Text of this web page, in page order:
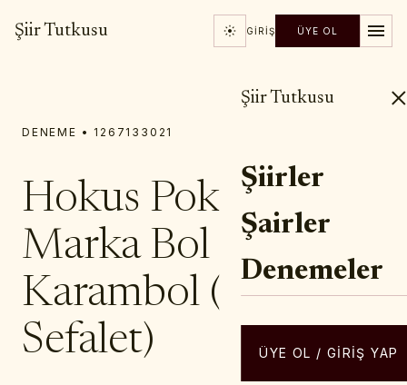
Şiir Tutkusu GIRIŞ ÜYE OL
Şiir Tutkusu
Şiirler
Şairler
Denemeler
ÜYE OL / GIRIŞ YAP
DENEME • 1267133021
Hokus Pokus
Marka Bol
Karambol (ithal
Sefalet)